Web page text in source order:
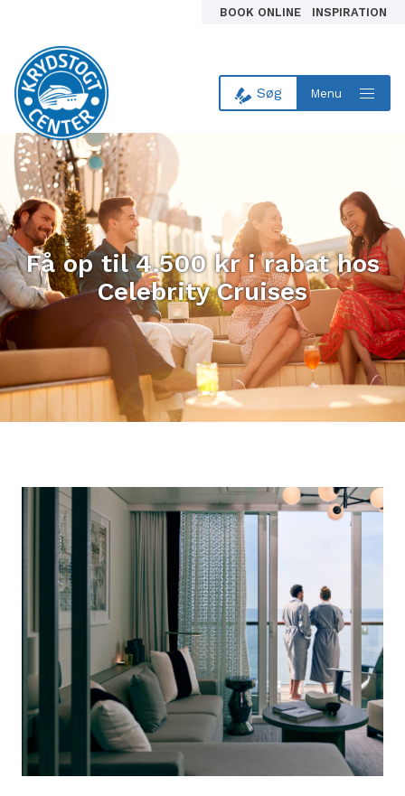
BOOK ONLINE INSPIRATION
Til forsiden
Søg Menu
Få op til 4.500 kr i rabat hos
Celebrity Cruises